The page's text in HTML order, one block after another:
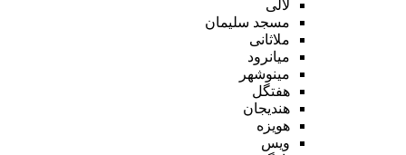
لالی
مسجد سلیمان
ملاثانی
میانرود
مینوشهر
هفتگل
هندیجان
هویزه
ویس